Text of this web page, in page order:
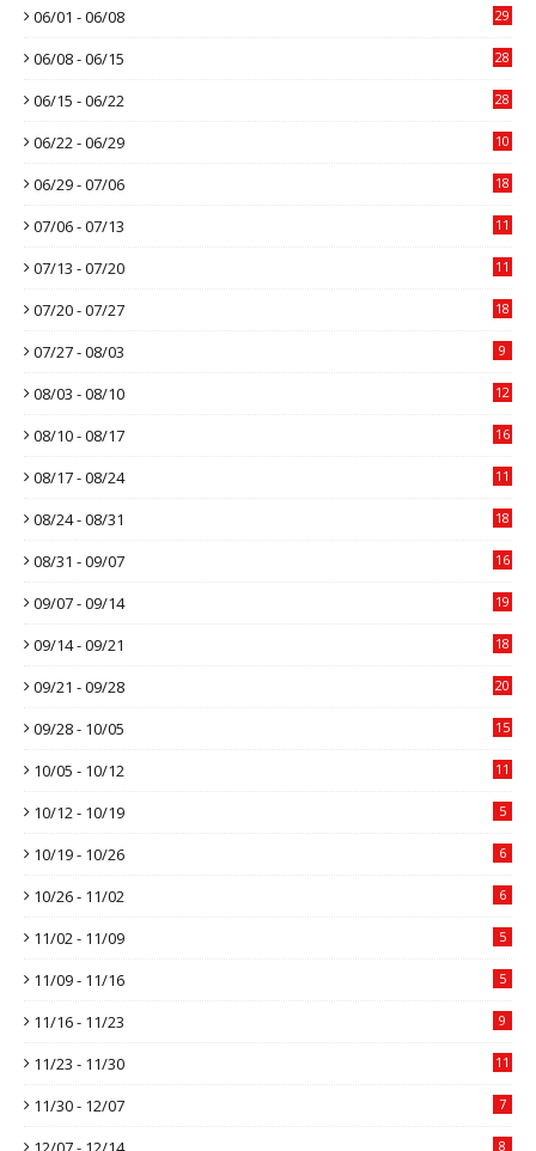
06/01 - 06/08 29
06/08 - 06/15 28
06/15 - 06/22 28
06/22 - 06/29 10
06/29 - 07/06 18
07/06 - 07/13 11
07/13 - 07/20 11
07/20 - 07/27 18
07/27 - 08/03 9
08/03 - 08/10 12
08/10 - 08/17 16
08/17 - 08/24 11
08/24 - 08/31 18
08/31 - 09/07 16
09/07 - 09/14 19
09/14 - 09/21 18
09/21 - 09/28 20
09/28 - 10/05 15
10/05 - 10/12 11
10/12 - 10/19 5
10/19 - 10/26 6
10/26 - 11/02 6
11/02 - 11/09 5
11/09 - 11/16 5
11/16 - 11/23 9
11/23 - 11/30 11
11/30 - 12/07 7
8